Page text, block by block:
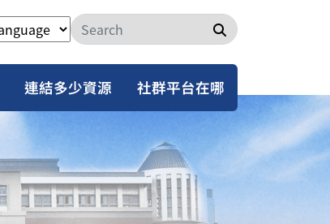
搜尋
連結多少資源 社群平台在哪